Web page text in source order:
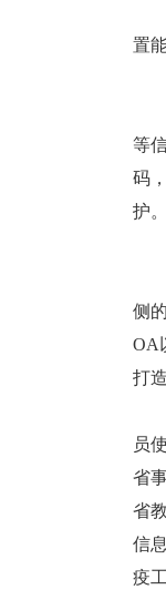
疫
置
公
等
码
护。
粤
侧
OA
打
新
员
省
省
信
疫